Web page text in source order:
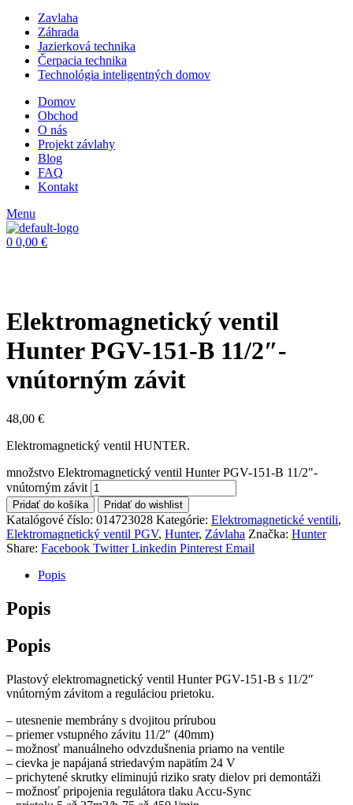
Zavlaha
Záhrada
Jazierková technika
Čerpacia technika
Technológia inteligentných domov
Domov
Obchod
O nás
Projekt závlahy
Blog
FAQ
Kontakt
Menu
0 0,00 €
Elektromagnetický ventil
Hunter PGV-151-B 11/2″-
vnútorným závit
48,00 €
Elektromagnetický ventil HUNTER.
množstvo Elektromagnetický ventil Hunter PGV-151-B 11/2"-
vnútorným závit
Pridať do košíka Pridať do wishlist
Katalógové číslo: 014723028 Kategórie: Elektromagnetické ventili,
Elektromagnetický ventil PGV, Hunter, Závlaha Značka: Hunter
Share: Facebook Twitter Linkedin Pinterest Email
Popis
Popis
Popis
Plastový elektromagnetický ventil Hunter PGV-151-B s 11/2″
vnútorným závitom a reguláciou prietoku.
– utesnenie membrány s dvojitou prírubou
– priemer vstupného závitu 11/2″ (40mm)
– možnosť manuálneho odvzdušnenia priamo na ventile
– cievka je napájaná striedavým napätím 24 V
– prichytené skrutky eliminujú riziko sraty dielov pri demontáži
– možnosť pripojenia regulátora tlaku Accu-Sync